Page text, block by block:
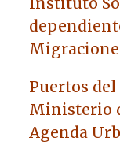
Puertos
Ministerio
Agenda